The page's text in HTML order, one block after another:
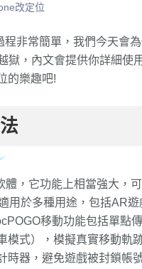
改定位
非常簡單，我們今天會
，內文會提供你詳細使
的樂趣吧!
體，它功能上相當強大，
用於多種用途，包括AR
移動功能包括單點
模式），模擬真實移動軌
時器，避免遊戲被封鎖帳